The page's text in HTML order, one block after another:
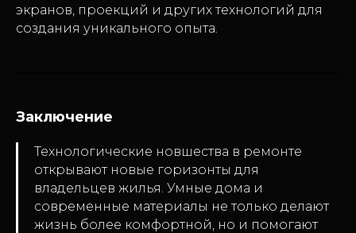
экранов, проекций и других технологий для
создания уникального опыта.
Заключение
Технологические новшества в ремонте
открывают новые горизонты для
владельцев жилья. Умные дома и
современные материалы не только делают
жизнь более комфортной, но и помогают